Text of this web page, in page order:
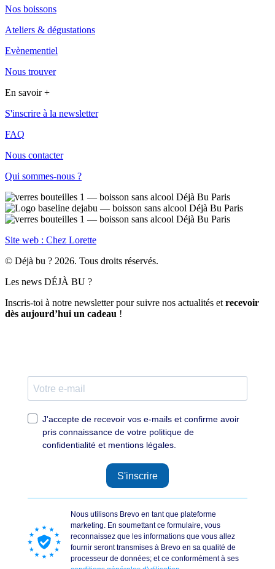
Nos boissons
Ateliers & dégustations
Evènementiel
Nous trouver
En savoir +
S'inscrire à la newsletter
FAQ
Nous contacter
Qui sommes-nous ?
Site web : Chez Lorette
© Déjà bu ? 2026. Tous droits réservés.
Les news DÉJÀ BU ?
Inscris-toi à notre newsletter pour suivre nos actualités et recevoir
dès aujourd’hui un cadeau !
J'accepte de recevoir vos e-mails et confirme avoir
pris connaissance de votre politique de
confidentialité et mentions légales.
S'inscrire
Nous utilisons Brevo en tant que plateforme
marketing. En soumettant ce formulaire, vous
reconnaissez que les informations que vous allez
fournir seront transmises à Brevo en sa qualité de
processeur de données; et ce conformément à ses